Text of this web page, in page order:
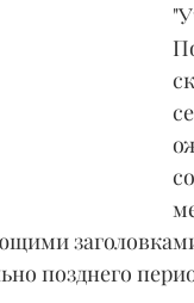
позднего